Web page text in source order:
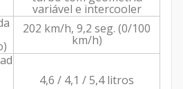
variável e intercooler
202 km/h, 9,2 seg. (0/100
km/h)
4,6 / 4,1 / 5,4 litros